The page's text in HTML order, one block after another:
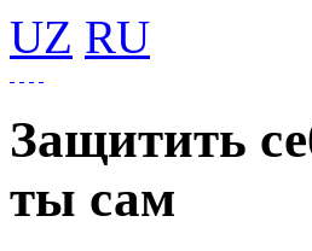
UZ RU
Защитить
ты сам